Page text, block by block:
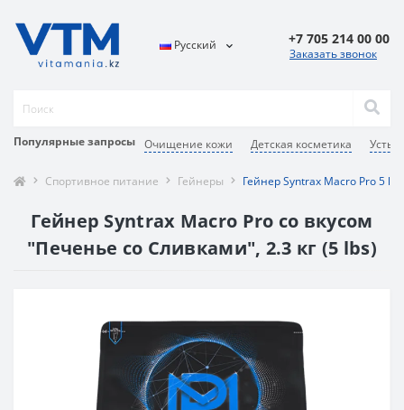
Популярные запросы Очищение кожи Детская косметика Усть-
Русский +7 705 214 00 00
Заказать звонок
Спортивное питание Гейнеры Гейнер Syntrax Macro Pro 5
Гейнер Syntrax Macro Pro со вкусом
"Печенье со Сливками", 2.3 кг (5 lbs)